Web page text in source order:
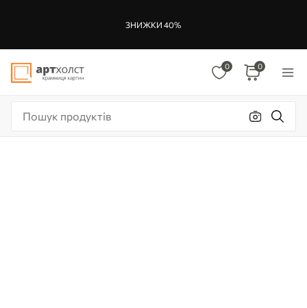
ЗНИЖКИ 40%
0 0